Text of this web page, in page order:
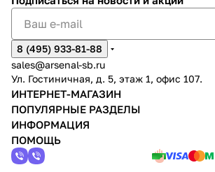
8 (495) 933-81-88
sales@arsenal-sb.ru
Ул. Гостиничная, д. 5, этаж 1, офис 107.
ИНТЕРНЕТ-МАГАЗИН
ПОПУЛЯРНЫЕ РАЗДЕЛЫ
ИНФОРМАЦИЯ
ПОМОЩЬ